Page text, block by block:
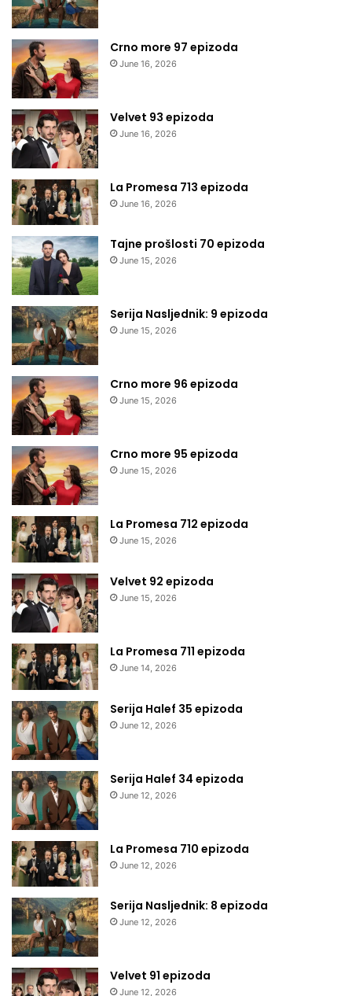
Crno more 97 epizoda
June 16, 2026
Velvet 93 epizoda
June 16, 2026
La Promesa 713 epizoda
June 16, 2026
Tajne prošlosti 70 epizoda
June 15, 2026
Serija Nasljednik: 9 epizoda
June 15, 2026
Crno more 96 epizoda
June 15, 2026
Crno more 95 epizoda
June 15, 2026
La Promesa 712 epizoda
June 15, 2026
Velvet 92 epizoda
June 15, 2026
La Promesa 711 epizoda
June 14, 2026
Serija Halef 35 epizoda
June 12, 2026
Serija Halef 34 epizoda
June 12, 2026
La Promesa 710 epizoda
June 12, 2026
Serija Nasljednik: 8 epizoda
June 12, 2026
Velvet 91 epizoda
June 12, 2026